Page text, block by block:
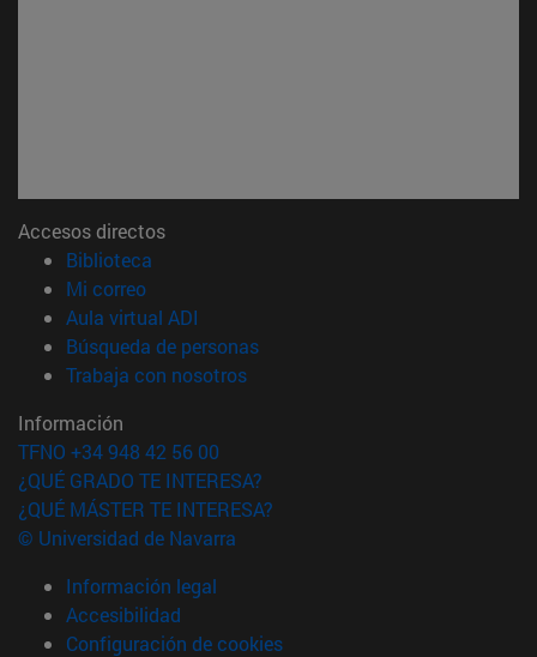
Accesos directos
Biblioteca
Mi correo(abre en nueva ventana)
Aula virtual ADI
Búsqueda de personas(abre en nueva ventana)
Trabaja con nosotros(abre en nueva ventana)
Información
TFNO +34 948 42 56 00
¿QUÉ GRADO TE INTERESA?
¿QUÉ MÁSTER TE INTERESA?
© Universidad de Navarra
Información legal
Accesibilidad
Configuración de cookies